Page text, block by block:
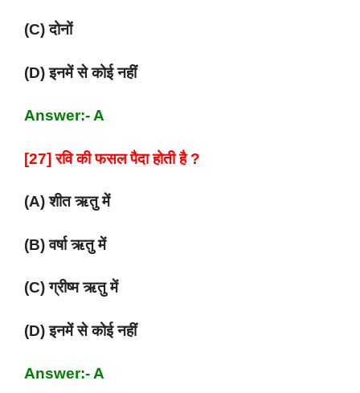
(C) दोनों
(D) इनमें से कोई नहीं
Answer:- A
[27] रवि की फसल पैदा होती है ?
(A) शीत ऋतु में
(B) वर्षा ऋतु में
(C) ग्रीष्म ऋतु में
(D) इनमें से कोई नहीं
Answer:- A